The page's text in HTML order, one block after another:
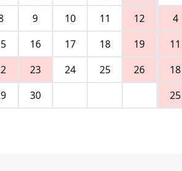
9 10 11
12
16 17 18
19
23 24 25
26
30
4
11
18
25